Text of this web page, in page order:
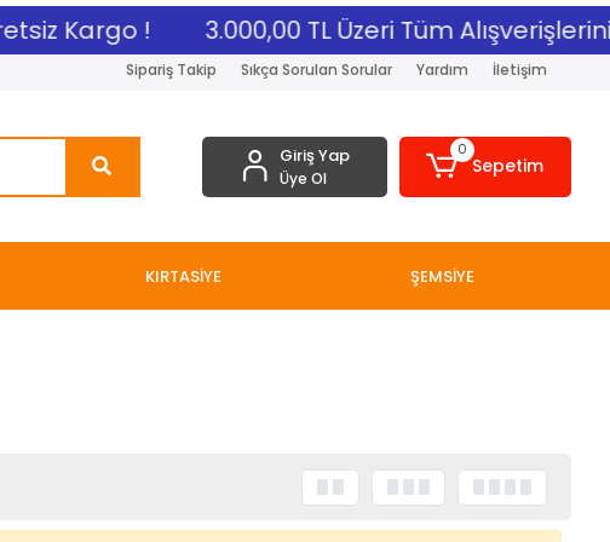
Kargo ! 3.000,00 TL Üzeri Tüm
Sipariş Takip Sıkça Sorulan Sorular Yardım İletişim
Giriş Yap
Üye Ol
0
Sepetim
KIRTASİYE ŞEMSİYE